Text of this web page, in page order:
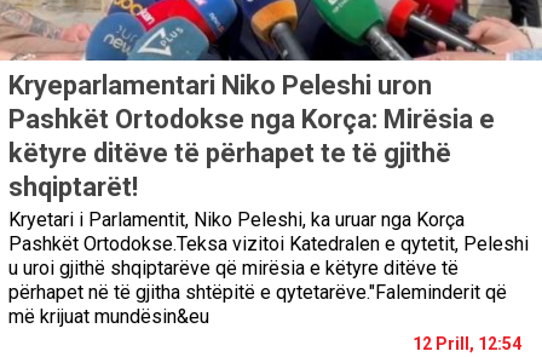
Kryeparlamentari Niko Peleshi uron
Pashkët Ortodokse nga Korça: Mirësia e
këtyre ditëve të përhapet te të gjithë
shqiptarët!
Kryetari i Parlamentit, Niko Peleshi, ka uruar nga Korça
Pashkët Ortodokse.Teksa vizitoi Katedralen e qytetit, Peleshi
u uroi gjithë shqiptarëve që mirësia e këtyre ditëve të
përhapet në të gjitha shtëpitë e qytetarëve."Faleminderit që
më krijuat mundësin&eu
12 Prill, 12:54